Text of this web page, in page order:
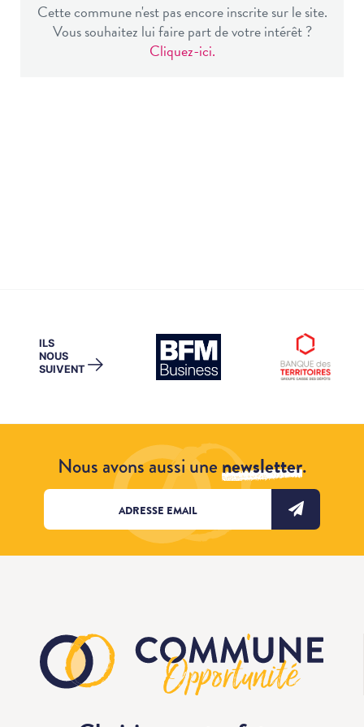
Cette commune n'est pas encore inscrite sur le site.
Vous souhaitez lui faire part de votre intérêt ?
Cliquez-ici.
ILS
NOUS
SUIVENT →
Nous avons aussi unenewsletter.